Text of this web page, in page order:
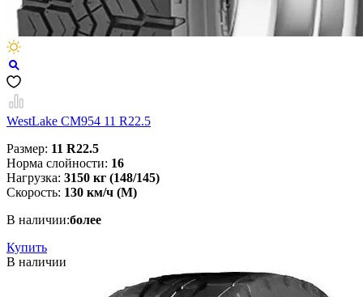
WestLake CM954 11 R22.5
Размер: 11 R22.5
Норма слойности: 16
Нагрузка: 3150 кг (148/145)
Скорость: 130 км/ч (M)
В наличии:более
Купить
В наличии